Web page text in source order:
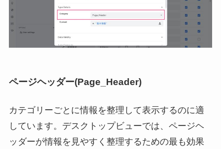
ページヘッダー(Page_Header)
カテゴリーごとに情報を整理して表示するのに適
しています。デスクトップビューでは、ページヘ
ッダーが情報を見やすく整理するための最も効果